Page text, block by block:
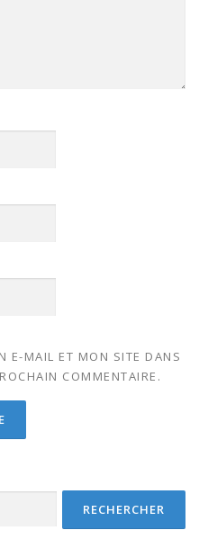
E-MAIL ET MON SITE DANS
COMMENTAIRE.